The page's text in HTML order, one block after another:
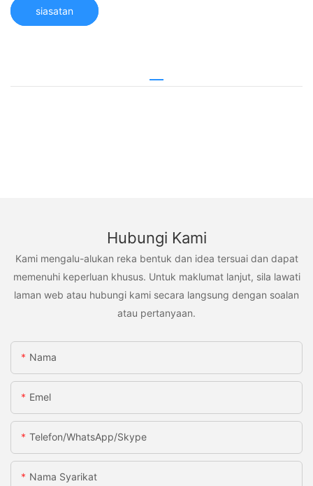
siasatan
Hubungi Kami
Kami mengalu-alukan reka bentuk dan idea tersuai dan dapat
memenuhi keperluan khusus. Untuk maklumat lanjut, sila lawati
laman web atau hubungi kami secara langsung dengan soalan
atau pertanyaan.
Nama
Emel
Telefon/WhatsApp/Skype
Nama Syarikat